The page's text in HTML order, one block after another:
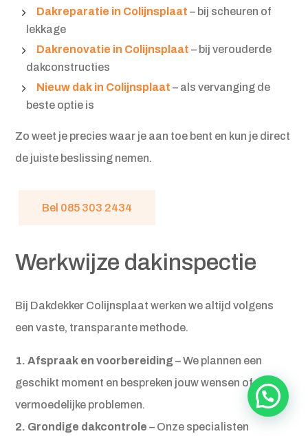
Dakreparatie in Colijnsplaat – bij scheuren of
lekkage
Dakrenovatie in Colijnsplaat – bij verouderde
dakconstructies
Nieuw dak in Colijnsplaat – als vervanging de
beste optie is
Zo weet je precies waar je aan toe bent en kun je direct
de juiste beslissing nemen.
Bel 085 303 2434
Werkwijze dakinspectie
Bij Dakdekker Colijnsplaat werken we altijd volgens
een vaste, transparante methode.
1. Afspraak en voorbereiding – We plannen een
geschikt moment en bespreken jouw wensen of
vermoedelijke problemen.
2. Grondige dakcontrole – Onze specialisten